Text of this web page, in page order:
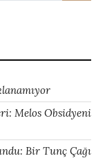
Melos Obsidyeni
Bir Tunç Çağı